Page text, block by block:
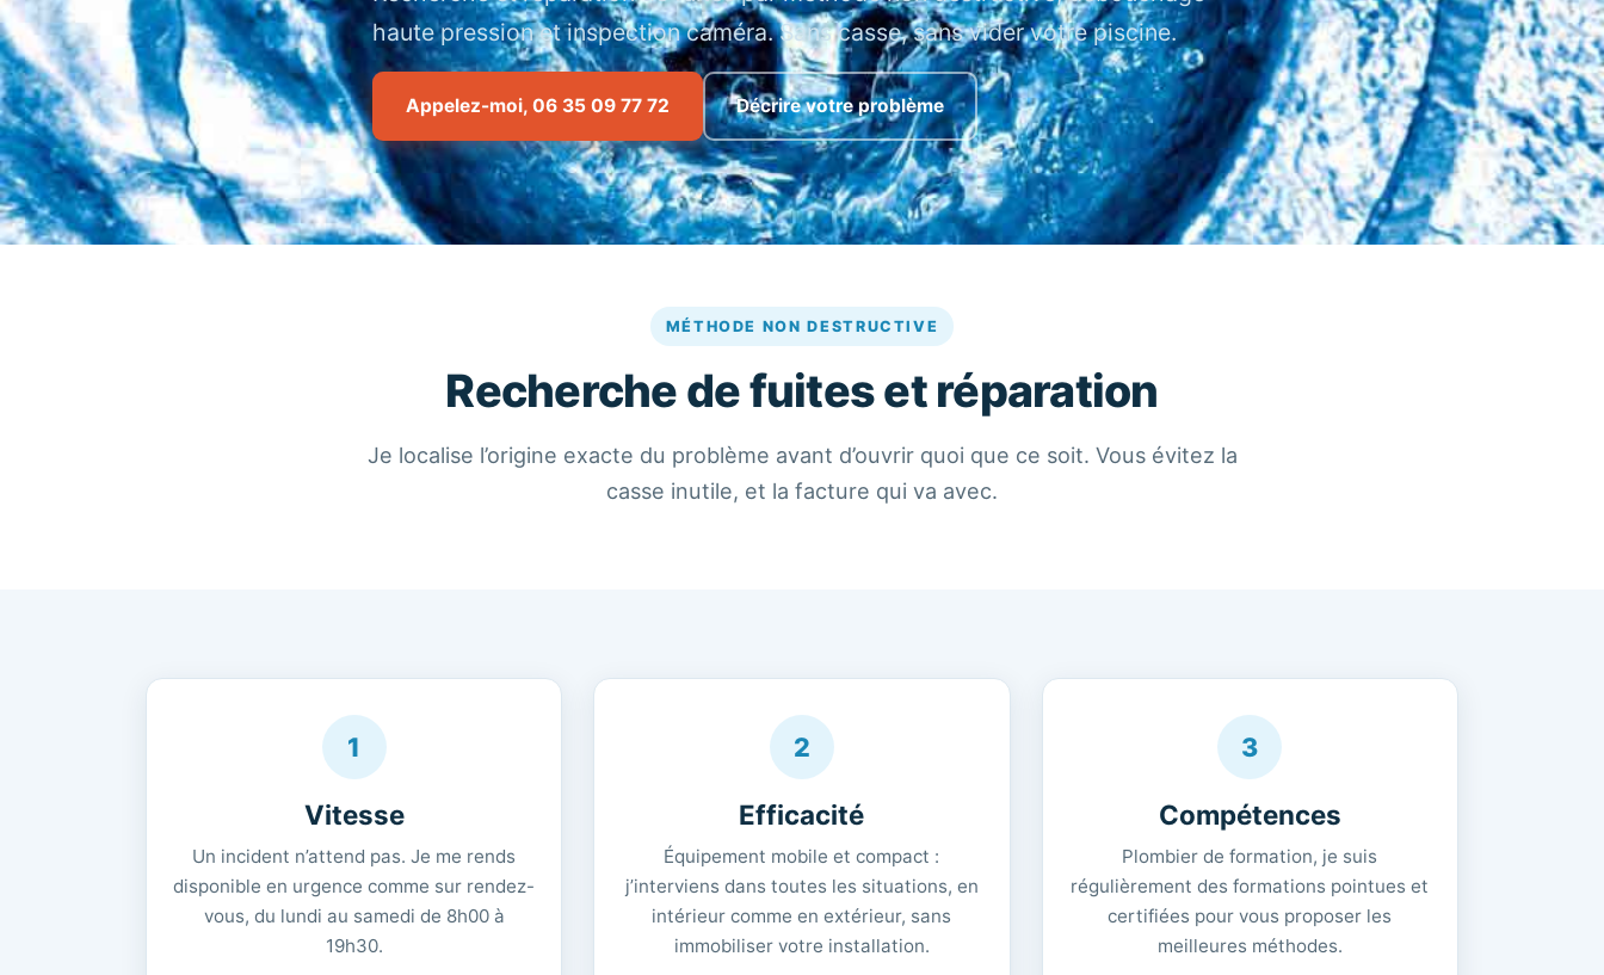
haute pression et inspection caméra. Sans casse, sans vider votre piscine.
Appelez-moi, 06 35 09 77 72 Décrire votre problème
MÉTHODE NON DESTRUCTIVE
Recherche de fuites et réparation
Je localise l’origine exacte du problème avant d’ouvrir quoi que ce soit. Vous évitez la
casse inutile, et la facture qui va avec.
1
Vitesse
Un incident n’attend pas. Je me rends
disponible en urgence comme sur rendez-
vous, du lundi au samedi de 8h00 à
19h30.
2
Efficacité
Équipement mobile et compact :
j’interviens dans toutes les situations, en
intérieur comme en extérieur, sans
immobiliser votre installation.
3
Compétences
Plombier de formation, je suis
régulièrement des formations pointues et
certifiées pour vous proposer les
meilleures méthodes.